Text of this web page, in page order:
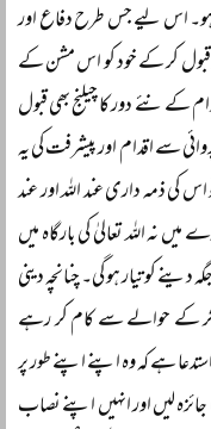
اس لیے جس طرح دفاع اور
کر کے خود کو اس مشن کے
کے نئے دور کا چیلنج بھی قبول
سے اقدام اور پیشرفت کی یہ
کی ذمہ داری عند اللہ اور عند
نہ اللہ تعالیٰ کی بارگاہ میں
کو تیار ہو گی۔ چنانچہ دینی
کے حوالے سے کام کر رہے
ہے کہ وہ اپنے اپنے طور پر
جائزہ لیں اور انہیں اپنے نصاب